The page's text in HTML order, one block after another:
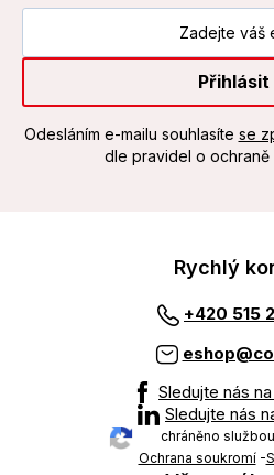
Přihlásit
Odesláním e-mailu souhlasíte se
dle pravidel o ochraně
Rychlý
+420 515
Sledujte nás
Sledujte nás
chráněno službou
Ochrana soukromí-